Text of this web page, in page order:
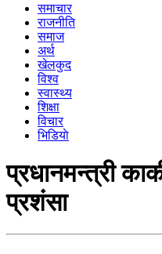
समाचार
राजनीति
समाज
अर्थ
खेलकुद
विश्व
स्वास्थ्य
शिक्षा
विचार
भिडियाे
प्रधानमन्त्री
प्रशंसा